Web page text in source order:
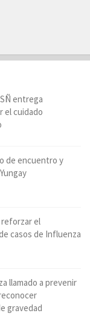
entrega
el cuidado
de encuentro y
reforzar el
casos de Influenza
llamado a prevenir
gravedad